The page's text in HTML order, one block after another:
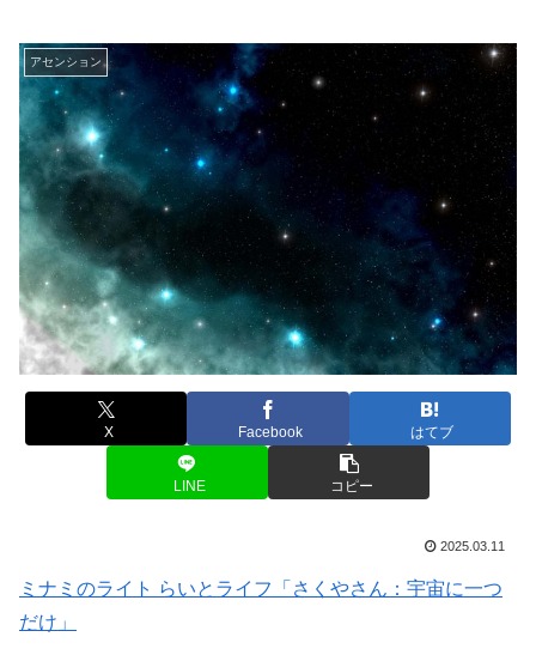
アセンション
X Facebook はてブ
LINE コピー
2025.03.11
ミナミのライト らいとライフ「さくやさん：宇宙に一つ
だけ」